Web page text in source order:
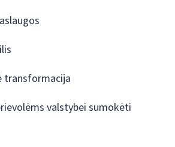
transformacija
valstybei sumokėti